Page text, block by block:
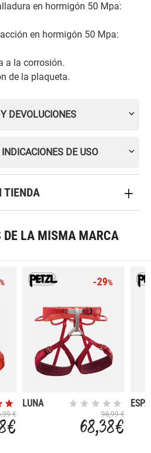
en hormigón 50 Mpa:
en hormigón 50 Mpa:
a la corrosión.
de la plaqueta.
DEVOLUCIONES
DE USO
TIENDA
DE LA MISMA MARCA
%
€
€
-29%
LUNA
96,99 €
68,38 €